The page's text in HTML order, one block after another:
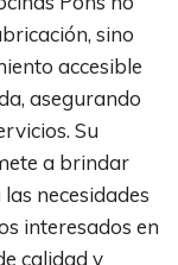
sino
accesible
asegurando
Su
a brindar
necesidades
interesados en
calidad y